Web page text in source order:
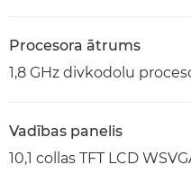
Procesora ātrums
1,8 GHz divkodolu
Vadības panelis
10,1 collas TFT LCD